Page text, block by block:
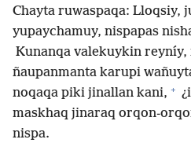
Chayta ruwaspaqa: Lloqsiy,
yupaychamuy, nispapas
Kunanqa valekuykin reyníy,
ñaupanmanta karupi
noqaqa piki jinallan kani, +
maskhaq jinaraq orqon-
nispa.